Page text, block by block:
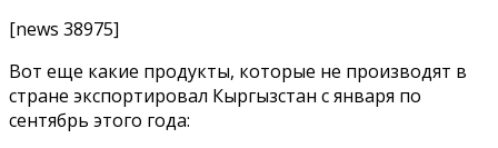
[news 38975]
Вот еще какие продукты, которые не производят в
стране экспортировал Кыргызстан с января по
сентябрь этого года: